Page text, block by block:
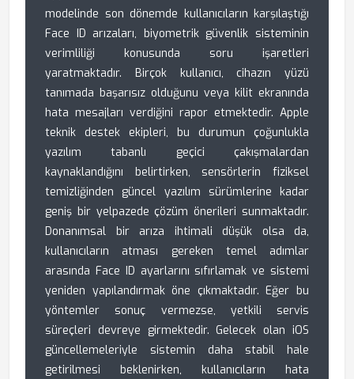
modelinde son dönemde kullanıcıların karşılaştığı
Face ID arızaları, biyometrik güvenlik sisteminin
verimliliği konusunda soru işaretleri
yaratmaktadır. Birçok kullanıcı, cihazın yüzü
tanımada başarısız olduğunu veya kilit ekranında
hata mesajları verdiğini rapor etmektedir. Apple
teknik destek ekipleri, bu durumun çoğunlukla
yazılım tabanlı geçici çakışmalardan
kaynaklandığını belirtirken, sensörlerin fiziksel
temizliğinden güncel yazılım sürümlerine kadar
geniş bir yelpazede çözüm önerileri sunmaktadır.
Donanımsal bir arıza ihtimali düşük olsa da,
kullanıcıların atması gereken temel adımlar
arasında Face ID ayarlarını sıfırlamak ve sistemi
yeniden yapılandırmak öne çıkmaktadır. Eğer bu
yöntemler sonuç vermezse, yetkili servis
süreçleri devreye girmektedir. Gelecek olan iOS
güncellemeleriyle sistemin daha stabil hale
getirilmesi beklenirken, kullanıcıların hata